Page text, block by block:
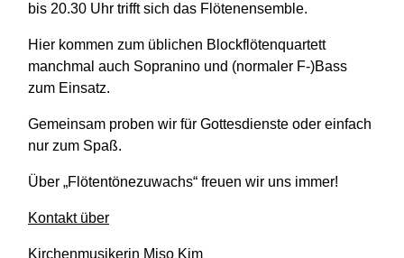
bis 20.30 Uhr trifft sich das Flötenensemble.
Hier kommen zum üblichen Blockflötenquartett
manchmal auch Sopranino und (normaler F-)Bass
zum Einsatz.
Gemeinsam proben wir für Gottesdienste oder einfach
nur zum Spaß.
Über „Flötentönezuwachs“ freuen wir uns immer!
Kontakt über
Kirchenmusikerin Miso Kim